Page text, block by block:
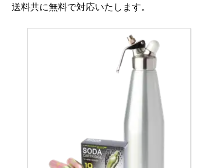
送料共に無料で対応いたします。